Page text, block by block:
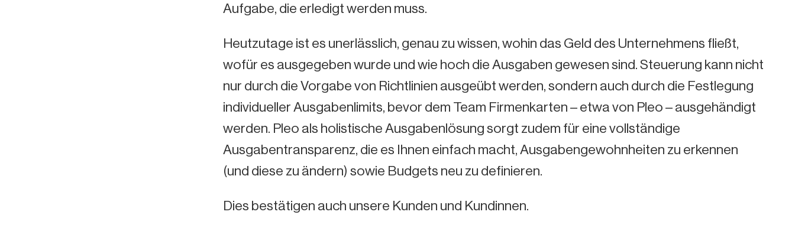
Aufgabe, die erledigt werden muss.
Heutzutage ist es unerlässlich, genau zu wissen, wohin das Geld des Unternehmens fließt,
wofür es ausgegeben wurde und wie hoch die Ausgaben gewesen sind. Steuerung kann nicht
nur durch die Vorgabe von Richtlinien ausgeübt werden, sondern auch durch die Festlegung
individueller Ausgabenlimits, bevor dem Team Firmenkarten – etwa von Pleo – ausgehändigt
werden. Pleo als holistische Ausgabenlösung sorgt zudem für eine vollständige
Ausgabentransparenz, die es Ihnen einfach macht, Ausgabengewohnheiten zu erkennen
(und diese zu ändern) sowie Budgets neu zu definieren.
Dies bestätigen auch unsere Kunden und Kundinnen.